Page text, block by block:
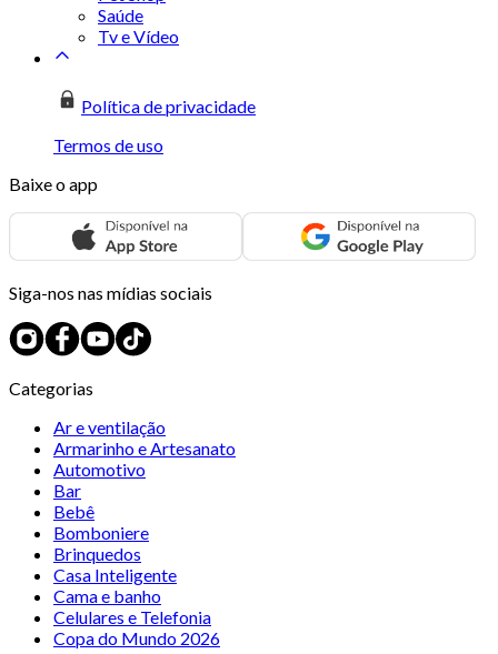
Saúde
Tv e Vídeo
Política de privacidade
Termos de uso
Baixe o app
Siga-nos nas mídias sociais
Categorias
Ar e ventilação
Armarinho e Artesanato
Automotivo
Bar
Bebê
Bomboniere
Brinquedos
Casa Inteligente
Cama e banho
Celulares e Telefonia
Copa do Mundo 2026